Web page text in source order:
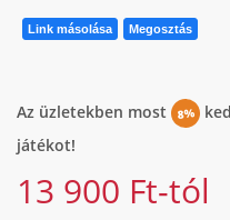
Link másolása Megosztás
Az üzletekben most 8%
játékot!
13 900 Ft-tól